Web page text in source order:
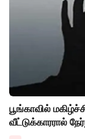
பூங்காவில்
வீட்டுக்காரரால்